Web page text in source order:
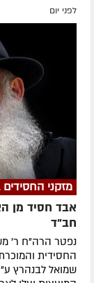
לפני יום
מזקני
אבד חסיד מן
חב"ד
נפטר הרה"ח ר'
החסידית
שמואל לבנהרץ